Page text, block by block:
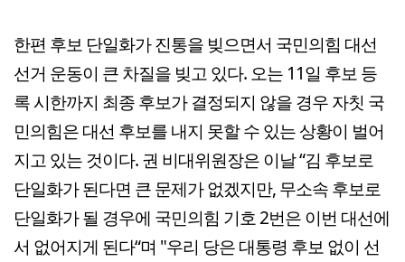
한편 후보 단일화가 진통을 빚으면서 국민의힘 대선
선거 운동이 큰 차질을 빚고 있다. 오는 11일 후보 등
록 시한까지 최종 후보가 결정되지 않을 경우 자칫 국
민의힘은 대선 후보를 내지 못할 수 있는 상황이 벌어
지고 있는 것이다. 권 비대위원장은 이날 “김 후보로
단일화가 된다면 큰 문제가 없겠지만, 무소속 후보로
단일화가 될 경우에 국민의힘 기호 2번은 이번 대선에
서 없어지게 된다“며 "우리 당은 대통령 후보 없이 선